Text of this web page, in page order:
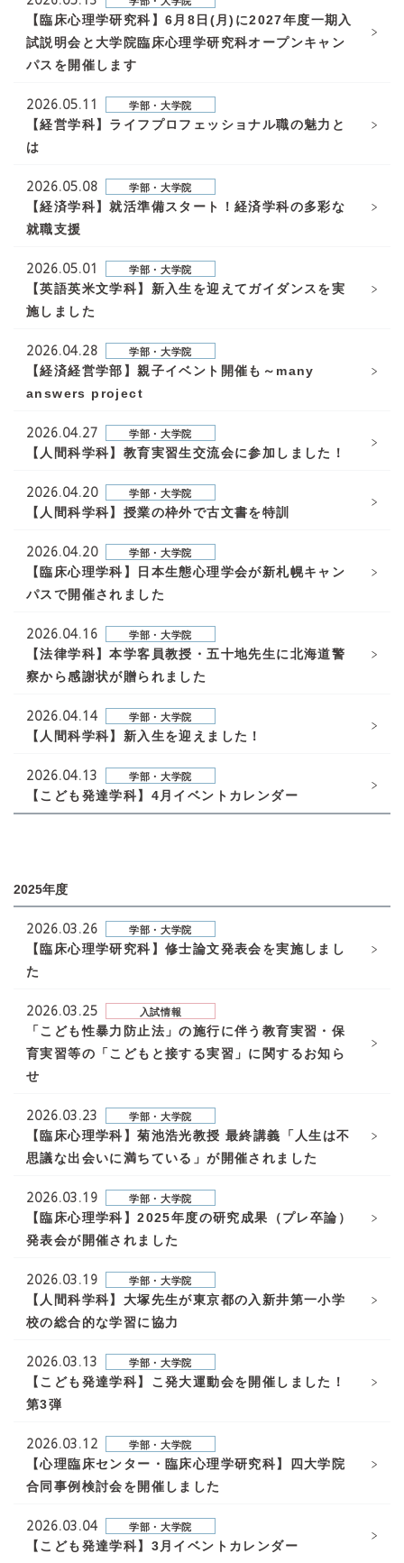
【臨床心理学研究科】6月8日(月)に2027年度一期入
試説明会と大学院臨床心理学研究科オープンキャン
パスを開催します
2026.05.11 学部・大学院
【経営学科】ライフプロフェッショナル職の魅力と
は
2026.05.08 学部・大学院
【経済学科】就活準備スタート！経済学科の多彩な
就職支援
2026.05.01 学部・大学院
【英語英米文学科】新入生を迎えてガイダンスを実
施しました
2026.04.28 学部・大学院
【経済経営学部】親子イベント開催も～many
answers project
2026.04.27 学部・大学院
【人間科学科】教育実習生交流会に参加しました！
2026.04.20 学部・大学院
【人間科学科】授業の枠外で古文書を特訓
2026.04.20 学部・大学院
【臨床心理学科】日本生態心理学会が新札幌キャン
パスで開催されました
2026.04.16 学部・大学院
【法律学科】本学客員教授・五十地先生に北海道警
察から感謝状が贈られました
2026.04.14 学部・大学院
【人間科学科】新入生を迎えました！
2026.04.13 学部・大学院
【こども発達学科】4月イベントカレンダー
2025年度
2026.03.26 学部・大学院
【臨床心理学研究科】修士論文発表会を実施しまし
た
2026.03.25 入試情報
「こども性暴力防止法」の施行に伴う教育実習・保
育実習等の「こどもと接する実習」に関するお知ら
せ
2026.03.23 学部・大学院
【臨床心理学科】菊池浩光教授 最終講義「人生は不
思議な出会いに満ちている」が開催されました
2026.03.19 学部・大学院
【臨床心理学科】2025年度の研究成果（プレ卒論）
発表会が開催されました
2026.03.19 学部・大学院
【人間科学科】大塚先生が東京都の入新井第一小学
校の総合的な学習に協力
2026.03.13 学部・大学院
【こども発達学科】こ発大運動会を開催しました！
第3弾
2026.03.12 学部・大学院
【心理臨床センター・臨床心理学研究科】四大学院
合同事例検討会を開催しました
2026.03.04 学部・大学院
【こども発達学科】3月イベントカレンダー